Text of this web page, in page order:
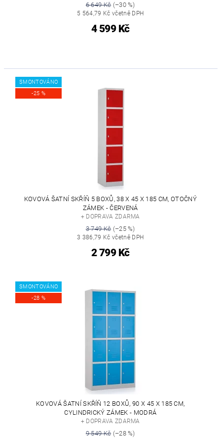
6 649 Kč(–30 %)
5 564,79 Kč včetně DPH
4 599 Kč
SMONTOVÁNO
-25 %
KOVOVÁ ŠATNÍ SKŘÍŇ 5 BOXŮ, 38 X 45 X 185 CM, OTOČNÝ
ZÁMEK - ČERVENÁ
+ DOPRAVA ZDARMA
3 749 Kč(–25 %)
3 386,79 Kč včetně DPH
2 799 Kč
SMONTOVÁNO
-28 %
KOVOVÁ ŠATNÍ SKŘÍŇ 12 BOXŮ, 90 X 45 X 185 CM,
CYLINDRICKÝ ZÁMEK - MODRÁ
+ DOPRAVA ZDARMA
9 549 Kč(–28 %)